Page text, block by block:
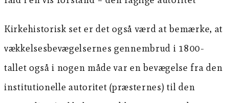
Kirkehistorisk set er det også værd at bemærke, at
vækkelsesbevægelsernes gennembrud i 1800-
tallet også i nogen måde var en bevægelse fra den
institutionelle autoritet (præsternes) til den